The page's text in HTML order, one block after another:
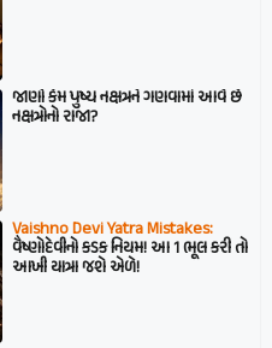
જાણો કેમ પુષ્ય નક્ષત્રને ગણવામાં આવે છે
નક્ષત્રોનો રાજા?
Vaishno Devi Yatra Mistakes:
વૈષ્ણોદેવીનો કડક નિયમ! આ 1 ભૂલ કરી તો
આખી યાત્રા જશે એળે!